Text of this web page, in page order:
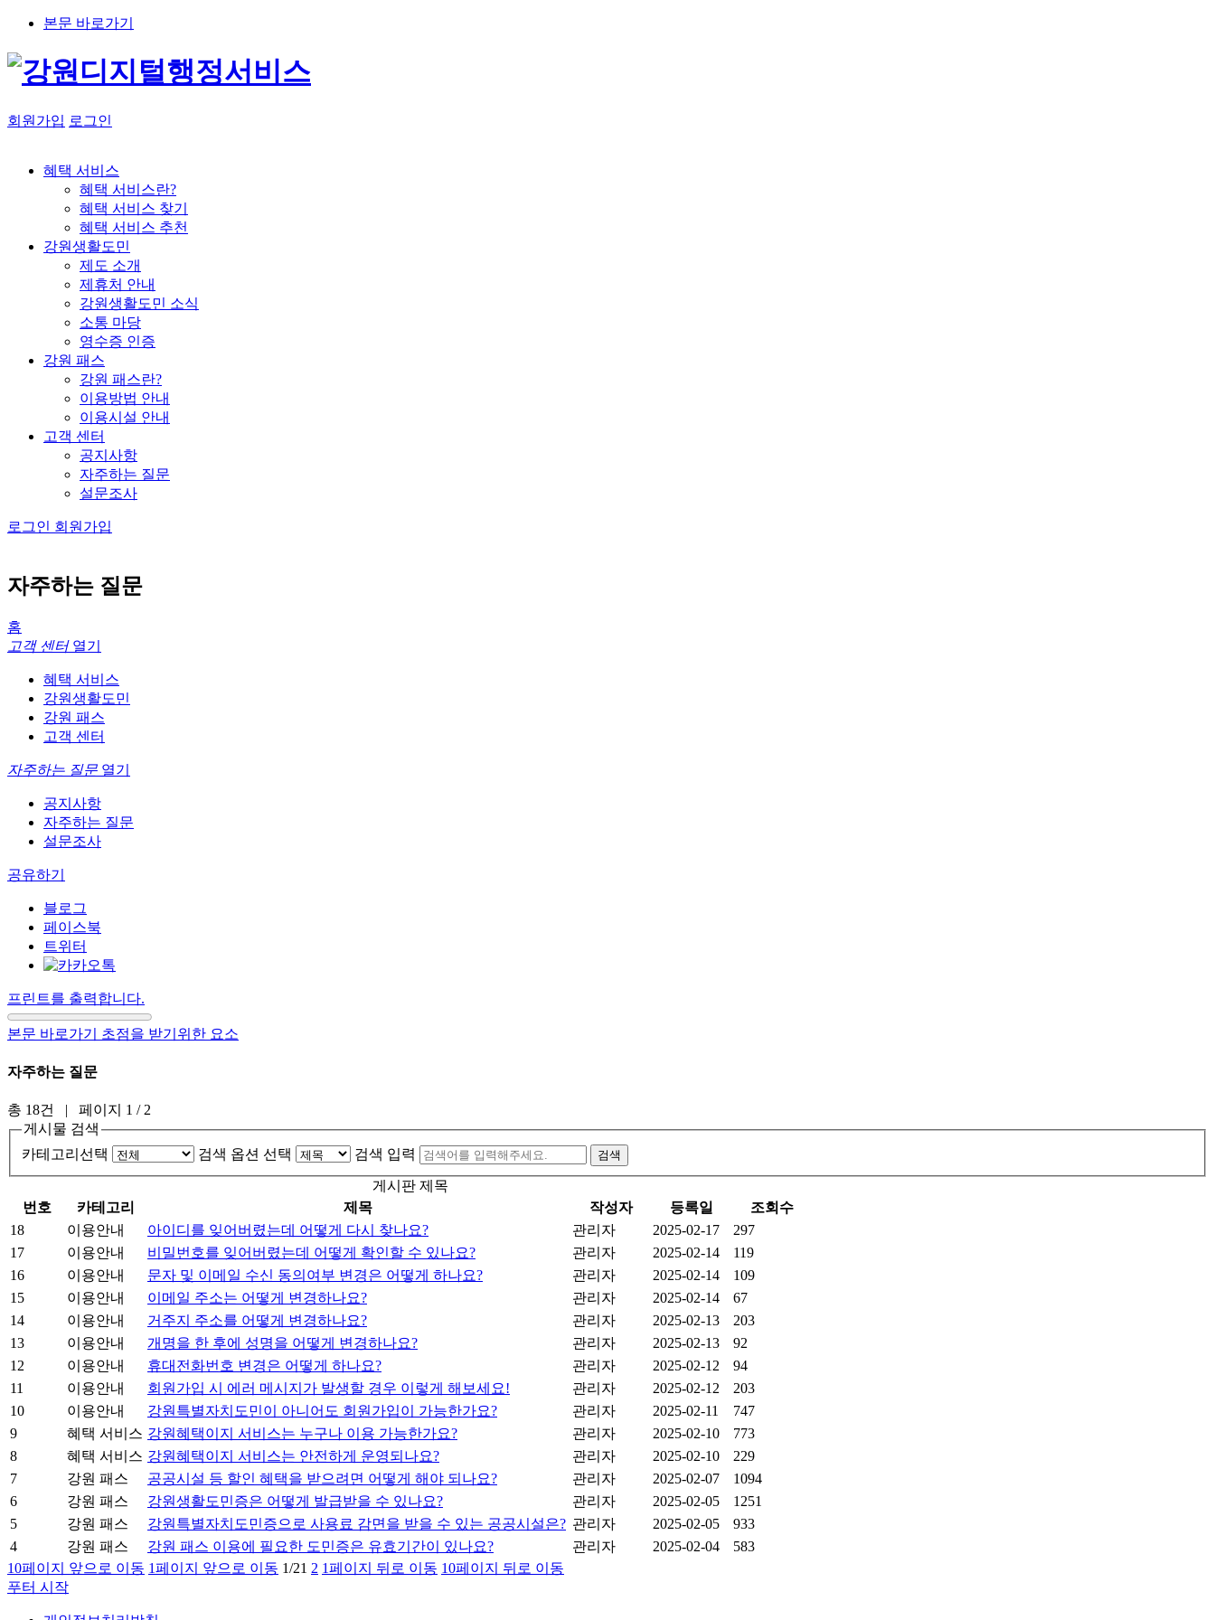
본문 바로가기
회원가입 로그인
혜택 서비스
혜택 서비스란?
혜택 서비스 찾기
혜택 서비스 추천
강원생활도민
제도 소개
제휴처 안내
강원생활도민 소식
소통 마당
영수증 인증
강원 패스
강원 패스란?
이용방법 안내
이용시설 안내
고객 센터
공지사항
자주하는 질문
설문조사
로그인 회원가입
자주하는 질문
홈
고객 센터 열기
혜택 서비스
강원생활도민
강원 패스
고객 센터
자주하는 질문 열기
공지사항
자주하는 질문
설문조사
공유하기
블로그
페이스북
트위터
프린트를 출력합니다.
본문 바로가기 초점을 받기위한 요소
자주하는 질문
총 18건
| 페이지 1 / 2
게시물 검색
카테고리선택
검색 옵션 선택 검색 입력
게시판 제목
번호
카테고리 제목 작성자 등록일
조회수
18
이용안내 아이디를 잊어버렸는데 어떻게 다시 찾나요? 관리자 2025-02-17
297
17
이용안내 비밀번호를 잊어버렸는데 어떻게 확인할 수 있나요? 관리자 2025-02-14
119
16
이용안내 문자 및 이메일 수신 동의여부 변경은 어떻게 하나요? 관리자 2025-02-14
109
15
이용안내 이메일 주소는 어떻게 변경하나요? 관리자 2025-02-14
67
14
이용안내 거주지 주소를 어떻게 변경하나요? 관리자 2025-02-13
203
13
이용안내 개명을 한 후에 성명을 어떻게 변경하나요? 관리자 2025-02-13
92
12
이용안내 휴대전화번호 변경은 어떻게 하나요? 관리자 2025-02-12
94
11
이용안내 회원가입 시 에러 메시지가 발생할 경우 이렇게 해보세요! 관리자 2025-02-12
203
10
이용안내 강원특별자치도민이 아니어도 회원가입이 가능한가요? 관리자 2025-02-11
747
9
혜택 서비스 강원혜택이지 서비스는 누구나 이용 가능한가요? 관리자 2025-02-10
773
8
혜택 서비스 강원혜택이지 서비스는 안전하게 운영되나요? 관리자 2025-02-10
229
7
강원 패스 공공시설 등 할인 혜택을 받으려면 어떻게 해야 되나요? 관리자 2025-02-07
1094
6
강원 패스 강원생활도민증은 어떻게 발급받을 수 있나요? 관리자 2025-02-05
1251
5
강원 패스 강원특별자치도민증으로 사용료 감면을 받을 수 있는 공공시설은? 관리자 2025-02-05
933
4
강원 패스 강원 패스 이용에 필요한 도민증은 유효기간이 있나요? 관리자 2025-02-04
583
10페이지 앞으로 이동 1페이지 앞으로 이동 1/21 2 1페이지 뒤로 이동 10페이지 뒤로 이동
푸터 시작